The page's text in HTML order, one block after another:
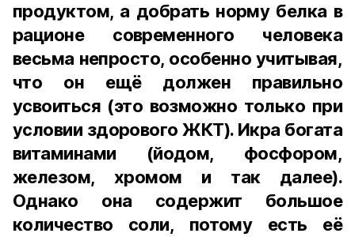
продуктом, а добрать норму белка в
рационе современного человека
весьма непросто, особенно учитывая,
что он ещё должен правильно
усвоиться (это возможно только при
условии здорового ЖКТ). Икра богата
витаминами (йодом, фосфором,
железом, хромом и так далее).
Однако она содержит большое
количество соли, потому есть её